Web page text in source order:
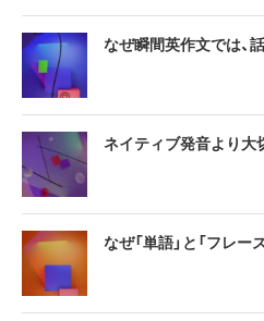
なぜ瞬間英作文では、
ネイティブ発音より大
なぜ「単語」と「フレ